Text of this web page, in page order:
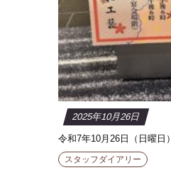
2025年10月26日
令和7年10月26日（日曜日）
スタッフダイアリー